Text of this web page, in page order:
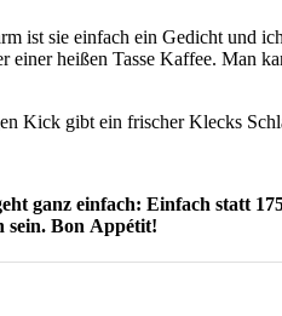
ist sie einfach ein Gedicht und
heißen Tasse Kaffee. Man
Kick gibt ein frischer Klecks
ganz einfach: Einfach statt
sein. Bon Appétit!